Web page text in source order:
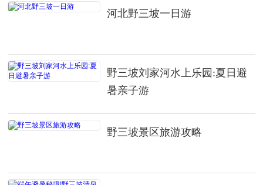
河北野三坡一日游
野三坡刘家河水上乐园:夏日避
暑亲子游
野三坡景区旅游攻略